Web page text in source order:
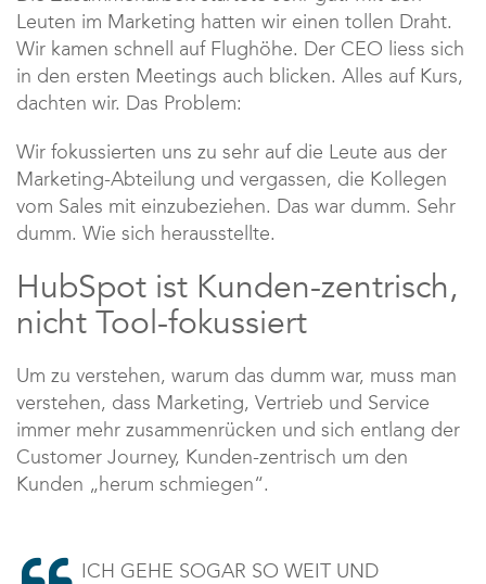
Leuten im Marketing hatten wir einen tollen Draht.
Wir kamen schnell auf Flughöhe. Der CEO liess sich
in den ersten Meetings auch blicken. Alles auf Kurs,
dachten wir. Das Problem:
Wir fokussierten uns zu sehr auf die Leute aus der
Marketing-Abteilung und vergassen, die Kollegen
vom Sales mit einzubeziehen. Das war dumm. Sehr
dumm. Wie sich herausstellte.
HubSpot ist Kunden-zentrisch,
nicht Tool-fokussiert
Um zu verstehen, warum das dumm war, muss man
verstehen, dass Marketing, Vertrieb und Service
immer mehr zusammenrücken und sich entlang der
Customer Journey, Kunden-zentrisch um den
Kunden „herum schmiegen“.
ICH GEHE SOGAR SO WEIT UND